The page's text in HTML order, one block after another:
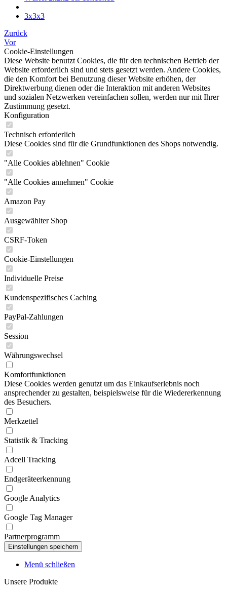
3x3x3
Zurück
Vor
Cookie-Einstellungen
Diese Website benutzt Cookies, die für den technischen Betrieb der
Website erforderlich sind und stets gesetzt werden. Andere Cookies,
die den Komfort bei Benutzung dieser Website erhöhen, der
Direktwerbung dienen oder die Interaktion mit anderen Websites
und sozialen Netzwerken vereinfachen sollen, werden nur mit Ihrer
Zustimmung gesetzt.
Konfiguration
Technisch erforderlich
Diese Cookies sind für die Grundfunktionen des Shops notwendig.
"Alle Cookies ablehnen" Cookie
"Alle Cookies annehmen" Cookie
Amazon Pay
Ausgewählter Shop
CSRF-Token
Cookie-Einstellungen
Individuelle Preise
Kundenspezifisches Caching
PayPal-Zahlungen
Session
Währungswechsel
Komfortfunktionen
Diese Cookies werden genutzt um das Einkaufserlebnis noch
ansprechender zu gestalten, beispielsweise für die Wiedererkennung
des Besuchers.
Merkzettel
Statistik & Tracking
Adcell Tracking
Endgeräteerkennung
Google Analytics
Google Tag Manager
Partnerprogramm
Menü schließen
Unsere Produkte